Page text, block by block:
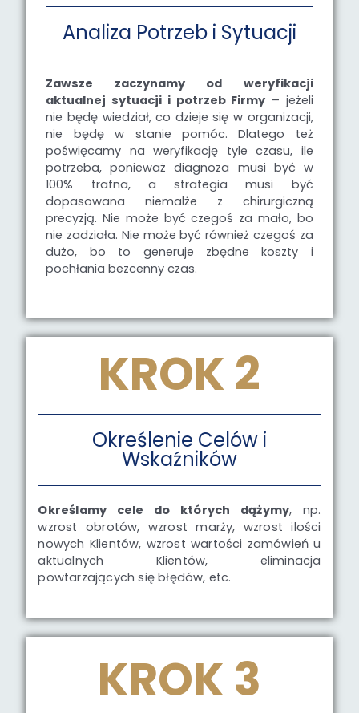
Analiza Potrzeb i Sytuacji
Zawsze zaczynamy od weryfikacji
aktualnej sytuacji i potrzeb Firmy – jeżeli
nie będę wiedział, co dzieje się w organizacji,
nie będę w stanie pomóc. Dlatego też
poświęcamy na weryfikację tyle czasu, ile
potrzeba, ponieważ diagnoza musi być w
100% trafna, a strategia musi być
dopasowana niemalże z chirurgiczną
precyzją. Nie może być czegoś za mało, bo
nie zadziała. Nie może być również czegoś za
dużo, bo to generuje zbędne koszty i
pochłania bezcenny czas.
KROK 2
Określenie Celów i
Wskaźników
Określamy cele do których dążymy, np.
wzrost obrotów, wzrost marży, wzrost ilości
nowych Klientów, wzrost wartości zamówień u
aktualnych Klientów, eliminacja
powtarzających się błędów, etc.
KROK 3